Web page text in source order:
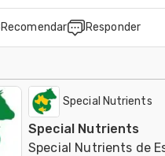
Recomendar Responder
Special Nutrients
Special Nutrients
Special Nutrients de